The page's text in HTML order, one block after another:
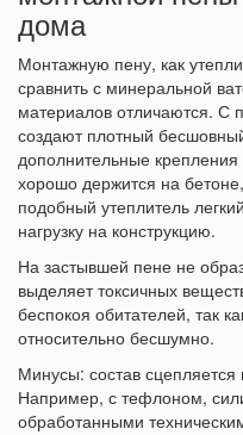
дома
Монтажную пену, как
сравнить с минеральной
материалов отличаются. С
создают плотный
дополнительные
хорошо держится на
подобный утеплитель
нагрузку на конструкцию.
На застывшей пене не
выделяет токсичных
беспокоя обитателей, так
относительно бесшумно.
Минусы: состав
Например, с тефлоном,
обработанными